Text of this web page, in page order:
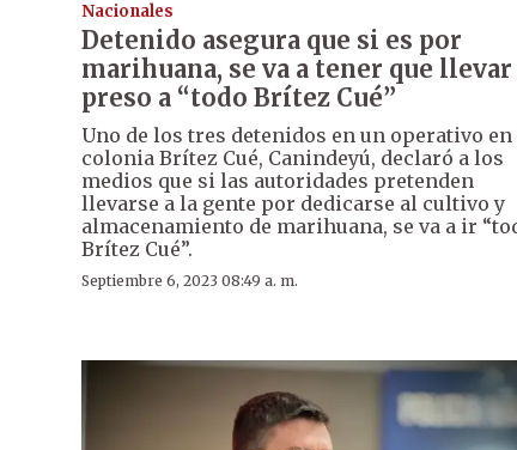
Nacionales
Detenido asegura que si es por
marihuana, se va a tener que llevar
preso a “todo Brítez Cué”
Uno de los tres detenidos en un operativo en
colonia Brítez Cué, Canindeyú, declaró a los
medios que si las autoridades pretenden
llevarse a la gente por dedicarse al cultivo y
almacenamiento de marihuana, se va a ir
Brítez Cué”.
Septiembre 6, 2023 08:49 a. m.